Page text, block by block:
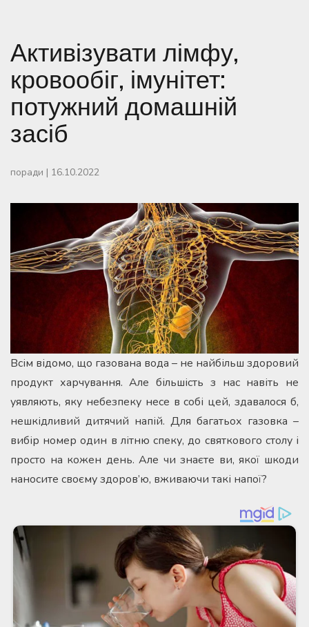
Активізувати лімфу,
кровообіг, імунітет:
потужний домашній
засіб
поради | 16.10.2022
Всім відомо, що газована вода – не найбільш здоровий
продукт харчування. Але більшість з нас навіть не
уявляють, яку небезпеку несе в собі цей, здавалося б,
нешкідливий дитячий напій. Для багатьох газовка –
вибір номер один в літню спеку, до святкового столу і
просто на кожен день. Але чи знаєте ви, якої шкоди
наносите своєму здоров’ю, вживаючи такі напої?